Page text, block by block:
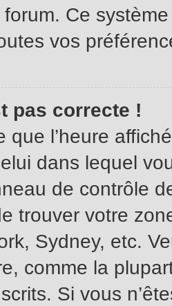
Ce
vos
pas correcte !
que l’heure
dans lequel
de contrôle
trouver votre
Sydney, etc.
comme la
Si vous